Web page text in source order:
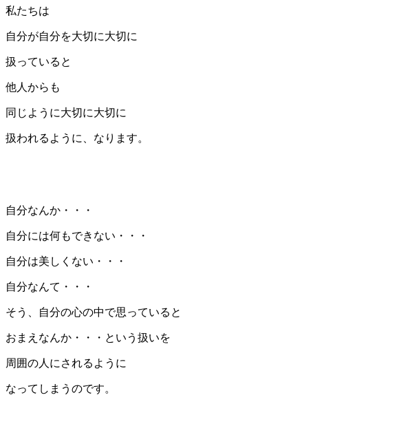
私たちは
自分が自分を大切に大切に
扱っていると
他人からも
同じように大切に大切に
扱われるように、なります。
自分なんか・・・
自分には何もできない・・・
自分は美しくない・・・
自分なんて・・・
そう、自分の心の中で思っていると
おまえなんか・・・という扱いを
周囲の人にされるように
なってしまうのです。